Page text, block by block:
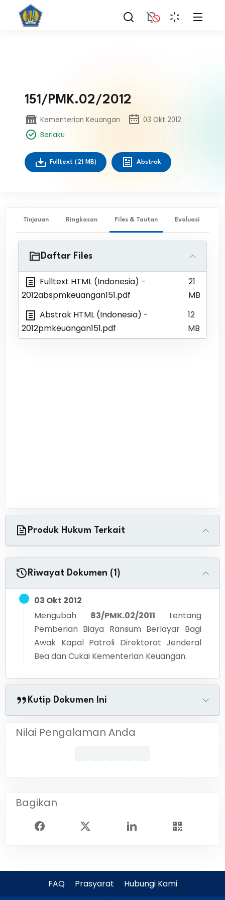
151/PMK.02/2012
Kementerian Keuangan
03 Okt 2012
Berlaku
Fulltext (21 MB) Abstrak
Tinjauan Ringkasan Files & Tautan Evaluasi
Daftar Files
Fulltext HTML (Indonesia) -
2012abspmkeuangan151.pdf
21
MB
Abstrak HTML (Indonesia) -
2012pmkeuangan151.pdf
12
MB
Produk Hukum Terkait
Riwayat Dokumen (1)
03 Okt 2012
Mengubah
83/PMK.02/2011
tentang
Pemberian Biaya Ransum Berlayar Bagi
Awak Kapal Patroli Direktorat Jenderal
Bea dan Cukai Kementerian Keuangan.
Kutip Dokumen Ini
Nilai Pengalaman Anda
Bagikan
FAQ Prasyarat Hubungi Kami